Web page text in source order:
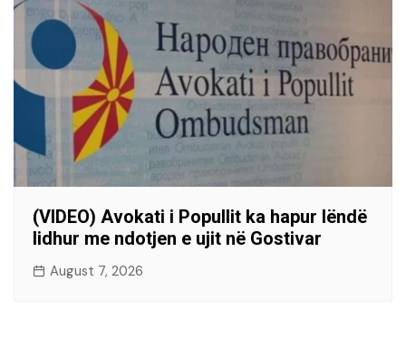
(VIDEO) Avokati i Popullit ka hapur lëndë
lidhur me ndotjen e ujit në Gostivar
August 7, 2026